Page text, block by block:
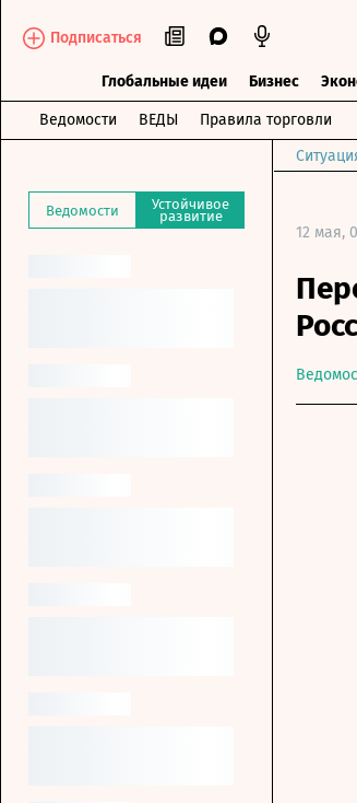
Подписаться
Глобальные идеи Бизнес
Ведомости ВЕДЫ Правила торговли
Ведомости Устойчивое
развитие
12 мая,